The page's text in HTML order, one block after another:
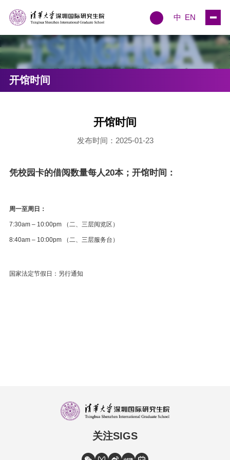
中 EN
开馆时间
开馆时间
发布时间：2025-01-23
凭校园卡的借阅数量每人20本；开馆时间：
周一至周日：
7:30am – 10:00pm （二、三层阅览区）
8:40am – 10:00pm （二、三层服务台）
国家法定节假日：另行通知
关注SIGS